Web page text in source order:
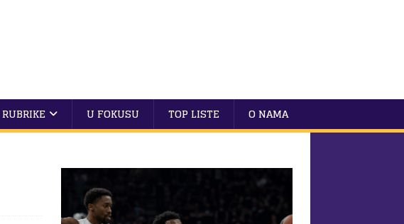
RUBRIKE U FOKUSU TOP LISTE O NAMA